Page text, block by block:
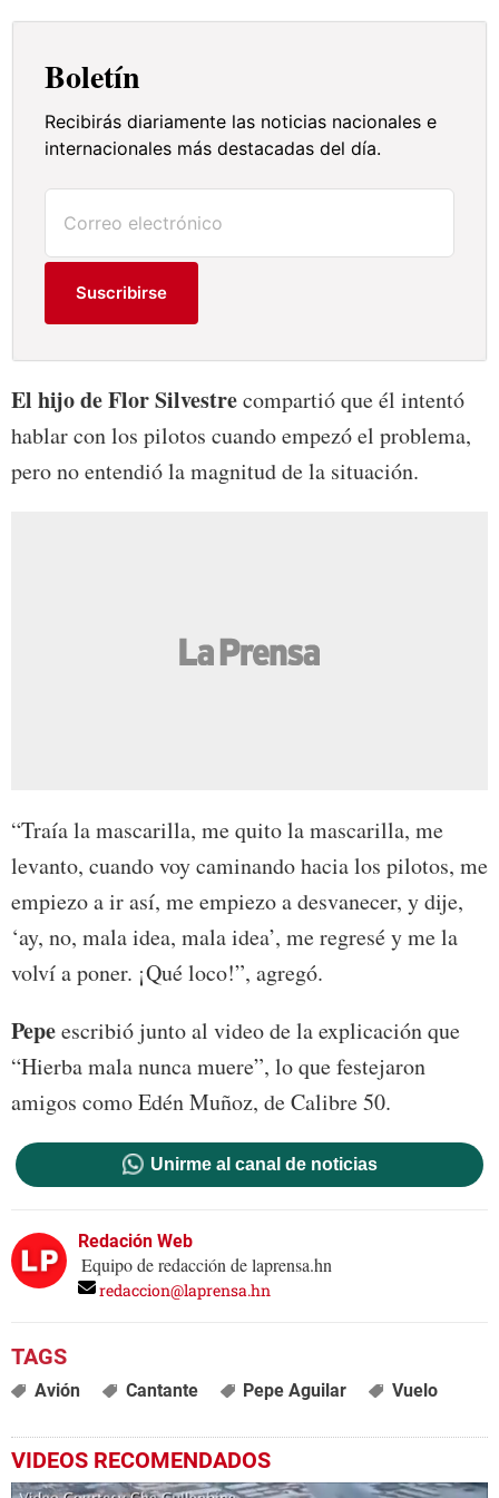
Boletín
Recibirás diariamente las noticias nacionales e
internacionales más destacadas del día.
Suscribirse
El hijo de Flor Silvestrecompartió que él intentó
hablar con los pilotos cuando empezó el problema,
pero no entendió la magnitud de la situación.
“Traía la mascarilla, me quito la mascarilla, me
levanto, cuando voy caminando hacia los pilotos, me
empiezo a ir así, me empiezo a desvanecer, y dije,
‘ay, no, mala idea, mala idea’, me regresé y me la
volví a poner. ¡Qué loco!”, agregó.
Pepeescribió junto al video de la explicación que
“Hierba mala nunca muere”, lo que festejaron
amigos como Edén Muñoz, de Calibre 50.
Unirme al canal de noticias
Redación Web
Equipo de redacción de laprensa.hn
redaccion@laprensa.hn
Avión Cantante Pepe Aguilar Vuelo
VIDEOS RECOMENDADOS